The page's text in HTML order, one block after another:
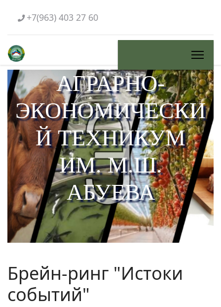
+7(963) 403 27 60
АГРАРНО-
ЭКОНОМИЧЕСКИ
Й ТЕХНИКУМ
ИМ. М.Ш.
АБУЕВА
Брейн-ринг "Истоки
событий"